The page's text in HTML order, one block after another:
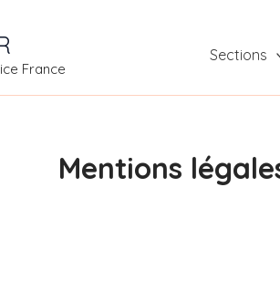
France
Sections
Mentions